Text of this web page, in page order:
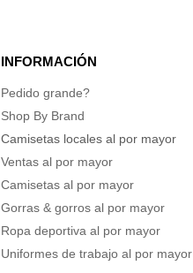
INFORMACIÓN
Pedido grande?
Shop By Brand
Camisetas locales al por mayor
Ventas al por mayor
Camisetas al por mayor
Gorras & gorros al por mayor
Ropa deportiva al por mayor
Uniformes de trabajo al por mayor